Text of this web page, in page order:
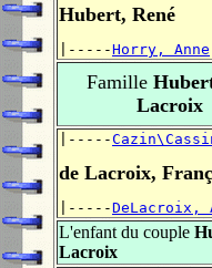
Hubert, René
|-----Horry, Anne
Famille
Lacroix
|-----
de Lacroix,
|-----DeLacroix,
L'enfant du couple
Lacroix